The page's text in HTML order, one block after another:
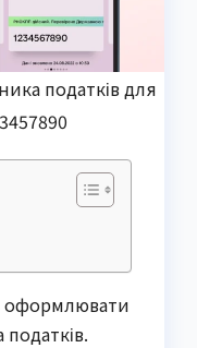
податків для
оформлювати